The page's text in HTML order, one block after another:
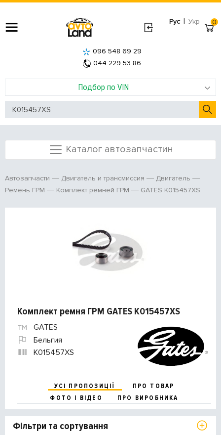
Рус | Укр
Подбор по VIN
096 548 69 29
044 229 53 86
0
Каталог автозапчастин
Автозапчасти Двигатель и трансмиссия
Двигатель
Ремень ГРМ
Комплект ремней ГРМ GATES K015457XS
Комплект ремня ГРМ GATES K015457XS
GATES
Бельгия
K015457XS
УСІ ПРОПОЗИЦІЇ
ПРО ТОВАР
ФОТО І ВІДЕО
ПРО ВИРОБНИКА
Фільтри та сортування